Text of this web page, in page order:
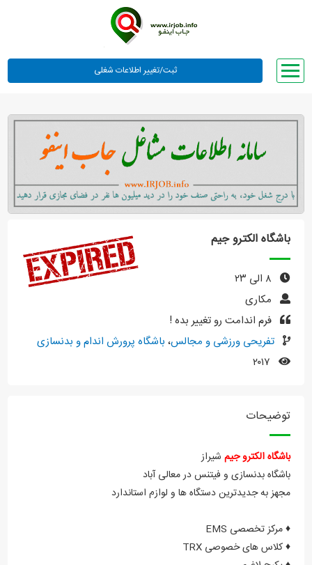
وبلاگ
معرفی ما
تعرفه ها
راهنما
ورود یا عضویت
باشگاه الکترو جیم
مکاری
فرم اندامت رو تغییر بده !
تفریحی ورزشی و مجالس، باشگاه پرورش اندام و بدنسازی
توضیحات
باشگاه الکترو جیم شیراز
باشگاه بدنسازی و فیتنس در معالی آباد
مجهز به جدیدترین دستگاه ها و لوازم استاندارد
♦️ مرکز تخصصی EMS
♦️ کلاس های خصوصی TRX